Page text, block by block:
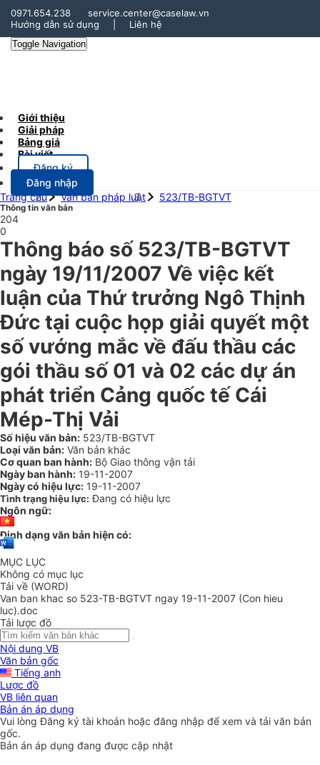
0971.654.238
service.center@caselaw.vn
Hướng dẫn sử dụng
Liên hệ
Toggle Navigation
Giới thiệu
Giải pháp
Bảng giá
Bài viết
Đăng ký
Đăng nhập
Trang chủ
Văn bản pháp luật 523/TB-BGTVT
Thông tin văn bản
204
0
Thông báo số 523/TB-BGTVT
ngày 19/11/2007 Về việc kết
luận của Thứ trưởng Ngô Thịnh
Đức tại cuộc họp giải quyết một
số vướng mắc về đấu thầu các
gói thầu số 01 và 02 các dự án
phát triển Cảng quốc tế Cái
Mép-Thị Vải
Số hiệu văn bản: 523/TB-BGTVT
Loại văn bản: Văn bản khác
Cơ quan ban hành: Bộ Giao thông vận tải
Ngày ban hành: 19-11-2007
Ngày có hiệu lực: 19-11-2007
Tình trạng hiệu lực: Đang có hiệu lực
Ngôn ngữ:
Định dạng văn bản hiện có:
MỤC LỤC
Không có mục lục
Tải về (WORD)
Van ban khac so 523-TB-BGTVT ngay 19-11-2007 (Con hieu
luc).doc
Tải lược đồ
Nội dung VB
Văn bản gốc
Tiếng anh
Lược đồ
VB liên quan
Bản án áp dụng
Vui lòngĐăng ký tài khoản hoặc đăng nhập để xem và tải văn bản
gốc.
Bản án áp dụng đang được cập nhật